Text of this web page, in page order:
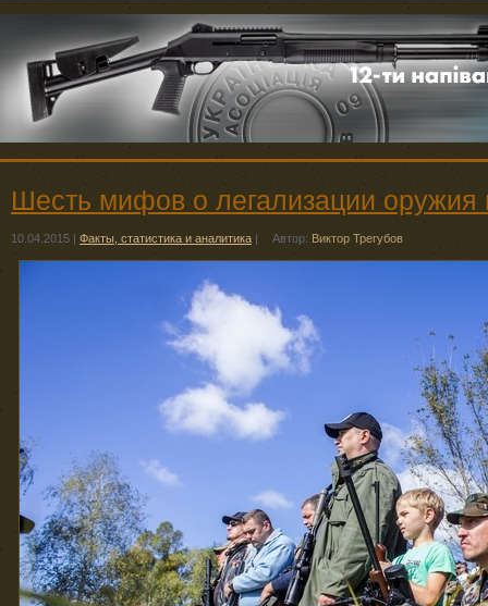
Шесть мифов о легализации оружия
10.04.2015 | Факты, статистика и аналитика | Автор: Виктор Трегубов